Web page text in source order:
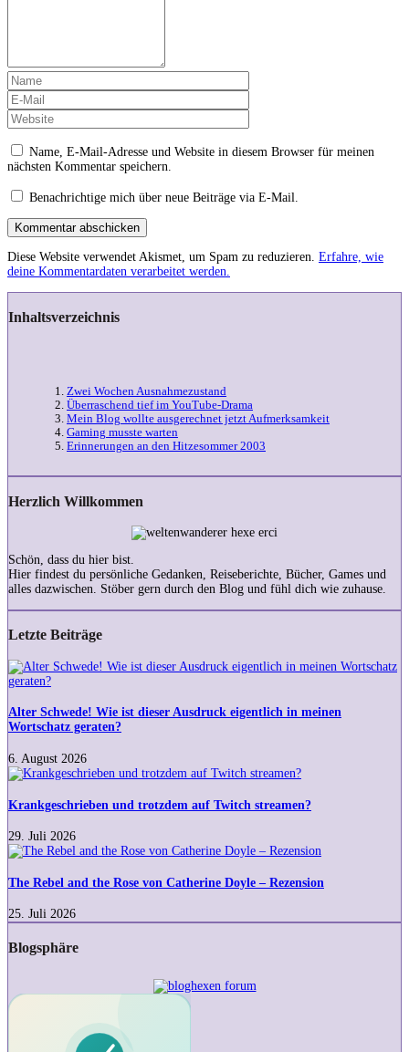
Name, E-Mail-Adresse und Website in diesem Browser für meinen
nächsten Kommentar speichern.
Benachrichtige mich über neue Beiträge via E-Mail.
Kommentar abschicken
Diese Website verwendet Akismet, um Spam zu reduzieren. Erfahre, wie
deine Kommentardaten verarbeitet werden.
Inhaltsverzeichnis
Zwei Wochen Ausnahmezustand
Überraschend tief im YouTube-Drama
Mein Blog wollte ausgerechnet jetzt Aufmerksamkeit
Gaming musste warten
Erinnerungen an den Hitzesommer 2003
Herzlich Willkommen
Schön, dass du hier bist.
Hier findest du persönliche Gedanken, Reiseberichte, Bücher, Games und
alles dazwischen. Stöber gern durch den Blog und fühl dich wie zuhause.
Letzte Beiträge
Alter
Schwede!
ist
dieser
eigentlich
in
meinen
geraten?
Alter Schwede! Wie ist dieser Ausdruck eigentlich in meinen
Wortschatz geraten?
6. August 2026
Krankgeschrieben
trotzdem
Twitch
streamen?
Krankgeschrieben und trotzdem auf Twitch streamen?
29. Juli 2026
The
and
Rose
von
Doyle
The Rebel and the Rose von Catherine Doyle – Rezension
25. Juli 2026
Blogsphäre